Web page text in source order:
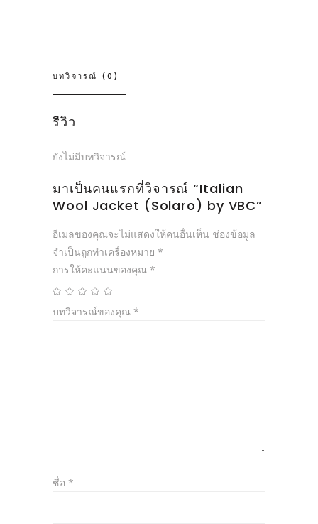
บทวิจารณ์ (0)
รีวิว
ยังไม่มีบทวิจารณ์
มาเป็นคนแรกที่วิจารณ์ “Italian
Wool Jacket (Solaro) by VBC”
อีเมลของคุณจะไม่แสดงให้คนอื่นเห็น ช่องข้อมูล
จำเป็นถูกทำเครื่องหมาย *
การให้คะแนนของคุณ *
บทวิจารณ์ของคุณ *
ชื่อ *